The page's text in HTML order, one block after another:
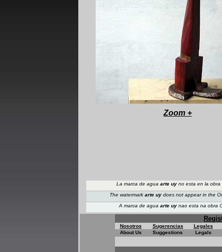
Zoom +
La marca de agua arte uyno esta en la obra
The watermark arte uydoes not appearin the
A marca de agua arte uynao esta na obra
Nosotros Sugerencias
Legales
About Us
Suggestions Legals